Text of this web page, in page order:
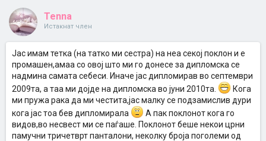
Tenna
Истакнат член
Јас имам тетка (на татко ми сестра) на неа секој поклон и е
промашен,амаа со овој што ми го донесе за дипломска се
надмина самата себеси. Иначе јас дипломирав во септември
2009та, а таа ми дојде на дипломска во јуни 2010та.
Кога
ми пружа рака да ми честита,јас малку се подзамислив дури
кога јас тоа бев дипломирала
А пак поклонот кога го
видов,во несвест ми се паѓаше. Поклонот беше некои црни
памучни тричетврт панталони, неколку броја поголеми од